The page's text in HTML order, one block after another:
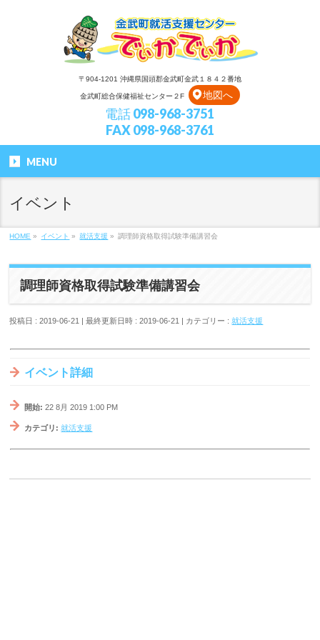
〒904-1201 沖縄県国頭郡金武町金武１８４２番地
金武町総合保健福祉センター２F 地図へ
電話 098-968-3751
FAX 098-968-3761
MENU
イベント
HOME » イベント » 就活支援 » 調理師資格取得試験準備講習会
調理師資格取得試験準備講習会
投稿日 : 2019-06-21 最終更新日時 : 2019-06-21 カテゴリー :就活支援
イベント詳細
開始: 22 8月 2019 1:00 PM
カテゴリ: 就活支援